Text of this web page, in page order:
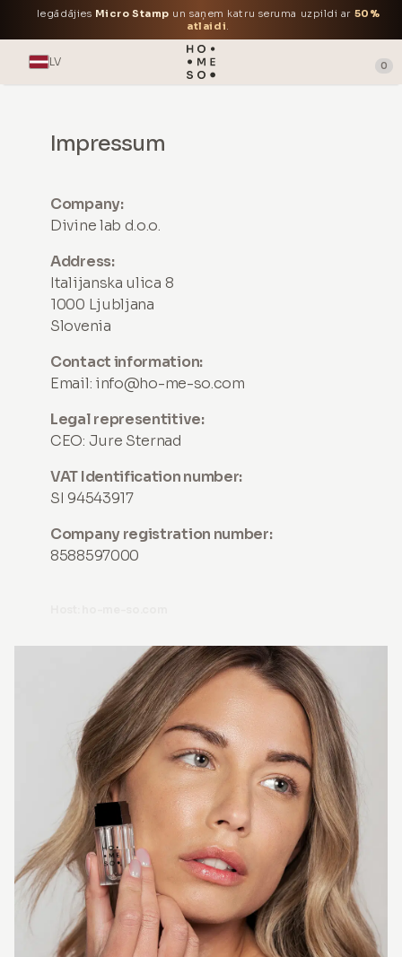
Iegādājies Micro Stamp un saņem katru seruma uzpildi ar 50%
atlaidi.
LV 0
Impressum
Company:
Divine lab d.o.o.
Address:
Italijanska ulica 8
1000 Ljubljana
Slovenia
Contact information:
Email: info@ho-me-so.com
Legal representitive:
CEO: Jure Sternad
VAT Identification number:
SI 94543917
Company registration number:
8588597000